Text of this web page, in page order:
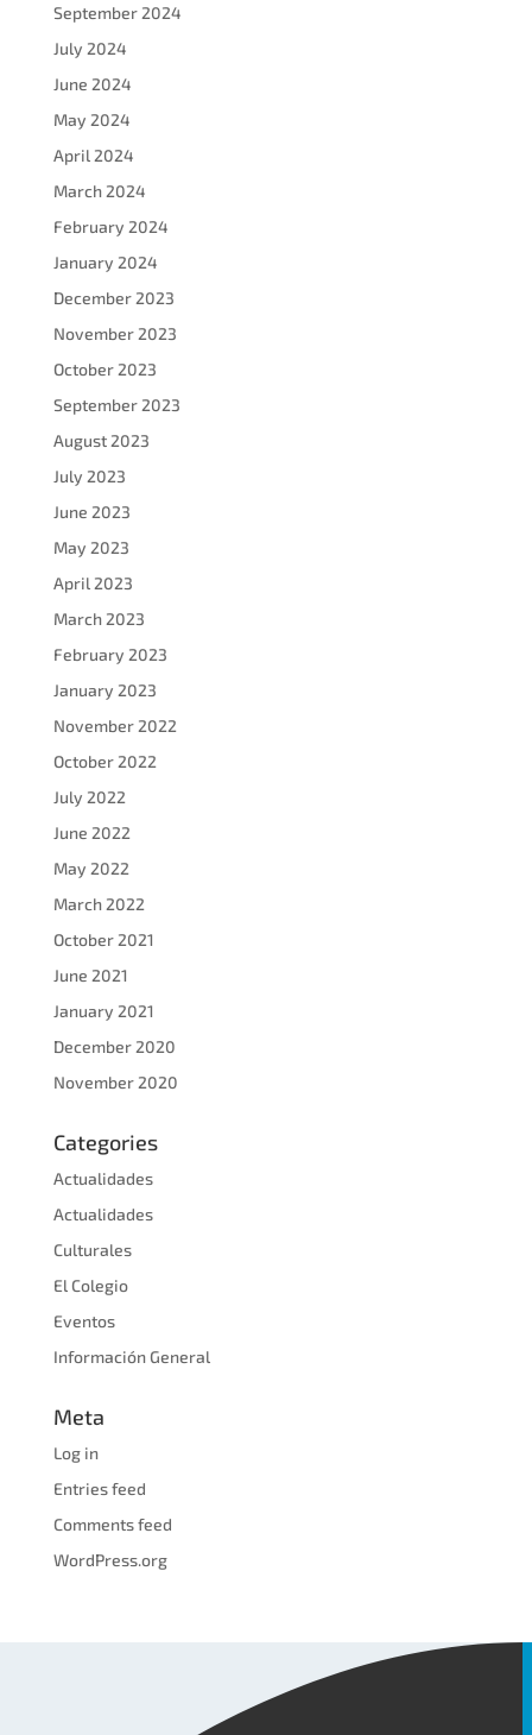
September 2024
July 2024
June 2024
May 2024
April 2024
March 2024
February 2024
January 2024
December 2023
November 2023
October 2023
September 2023
August 2023
July 2023
June 2023
May 2023
April 2023
March 2023
February 2023
January 2023
November 2022
October 2022
July 2022
June 2022
May 2022
March 2022
October 2021
June 2021
January 2021
December 2020
November 2020
Categories
Actualidades
Actualidades
Culturales
El Colegio
Eventos
Información General
Meta
Log in
Entries feed
Comments feed
WordPress.org